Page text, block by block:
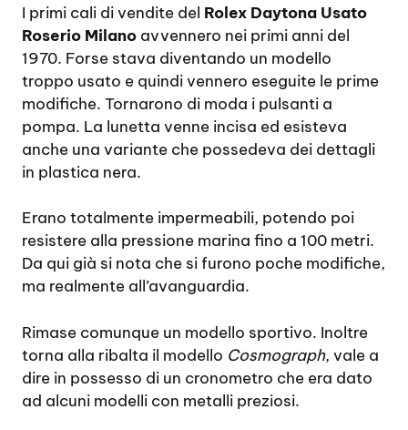
I primi cali di vendite del Rolex Daytona Usato
Roserio Milano avvennero nei primi anni del
1970. Forse stava diventando un modello
troppo usato e quindi vennero eseguite le prime
modifiche. Tornarono di moda i pulsanti a
pompa. La lunetta venne incisa ed esisteva
anche una variante che possedeva dei dettagli
in plastica nera.
Erano totalmente impermeabili, potendo poi
resistere alla pressione marina fino a 100 metri.
Da qui già si nota che si furono poche modifiche,
ma realmente all’avanguardia.
Rimase comunque un modello sportivo. Inoltre
torna alla ribalta il modello Cosmograph, vale a
dire in possesso di un cronometro che era dato
ad alcuni modelli con metalli preziosi.